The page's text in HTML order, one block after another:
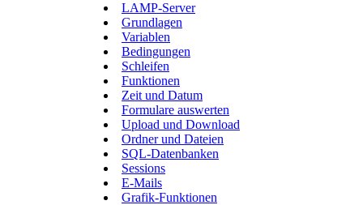
LAMP-Server
Grundlagen
Variablen
Bedingungen
Schleifen
Funktionen
Zeit und Datum
Formulare auswerten
Upload und Download
Ordner und Dateien
SQL-Datenbanken
Sessions
E-Mails
Grafik-Funktionen